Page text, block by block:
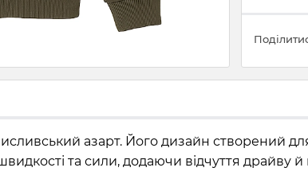
азарт. Його дизайн створений
та сили, додаючи відчуття драйву й